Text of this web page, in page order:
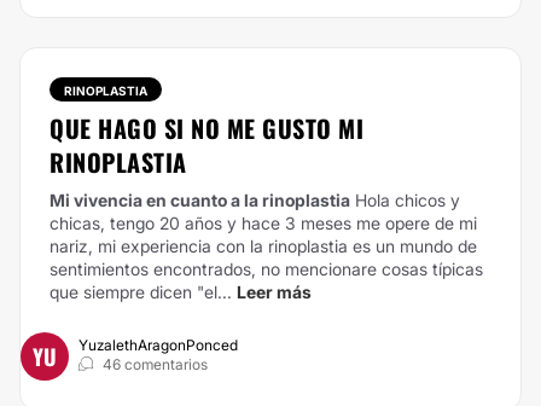
RINOPLASTIA
QUE HAGO SI NO ME GUSTO MI
RINOPLASTIA
Mi vivencia en cuanto a la rinoplastia Hola chicos y
chicas, tengo 20 años y hace 3 meses me opere de mi
nariz, mi experiencia con la rinoplastia es un mundo de
sentimientos encontrados, no mencionare cosas típicas
que siempre dicen "el... Leer más
YU
YuzalethAragonPonced
46 comentarios